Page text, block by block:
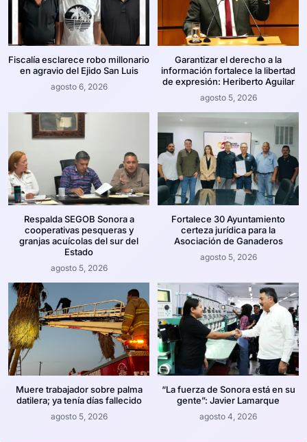
Fiscalía esclarece robo millonario
en agravio del Ejido San Luis
agosto 6, 2026
Garantizar el derecho a la
información fortalece la libertad
de expresión: Heriberto Aguilar
agosto 5, 2026
Respalda SEGOB Sonora a
cooperativas pesqueras y
granjas acuícolas del sur del
Estado
agosto 5, 2026
Fortalece 30 Ayuntamiento
certeza jurídica para la
Asociación de Ganaderos
agosto 5, 2026
Muere trabajador sobre palma
datilera; ya tenía días fallecido
agosto 5, 2026
“La fuerza de Sonora está en su
gente”: Javier Lamarque
agosto 4, 2026